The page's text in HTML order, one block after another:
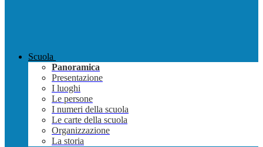
Scuola
Panoramica
Presentazione
I luoghi
Le persone
I numeri della scuola
Le carte della scuola
Organizzazione
La storia